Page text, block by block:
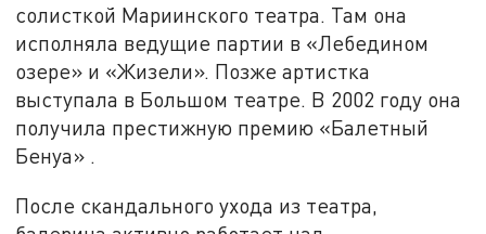
солисткой Мариинского театра. Там она
исполняла ведущие партии в «Лебедином
озере» и «Жизели». Позже артистка
выступала в Большом театре. В 2002 году она
получила престижную премию «Балетный
Бенуа» .
После скандального ухода из театра,